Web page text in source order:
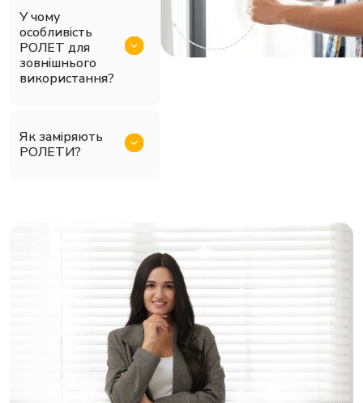
У чому
особливість
РОЛЕТ для
зовнішнього
використання?
Як заміряють
РОЛЕТИ?